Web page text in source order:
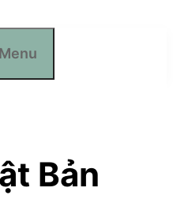
Menu
Bản